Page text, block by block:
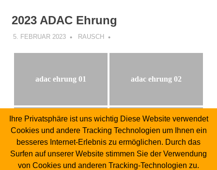
2023 ADAC Ehrung
5. FEBRUAR 2023 RAUSCH
adac ehrung 01 adac ehrung 02
adac ehrung 03 adac ehrung 04
Ihre Privatsphäre ist uns wichtig Diese Website verwendet
Cookies und andere Tracking Technologien um Ihnen ein
besseres Internet-Erlebnis zu ermöglichen. Durch das
Surfen auf unserer Website stimmen Sie der Verwendung
von Cookies und anderen Tracking-Technologien zu.